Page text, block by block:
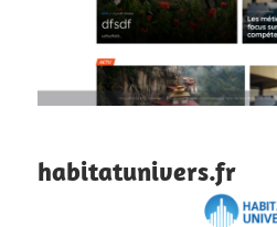
habitatunivers.fr